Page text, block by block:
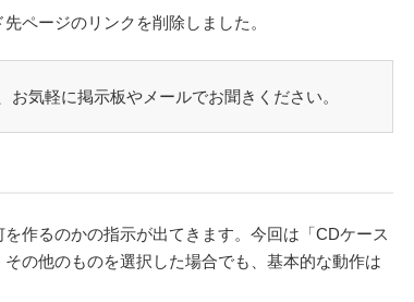
ページのリンクを削除しました。
気軽に掲示板やメールでお聞きください。
作るのかの指示が出てきます。今回は「CDケース
の他のものを選択した場合でも、基本的な動作は